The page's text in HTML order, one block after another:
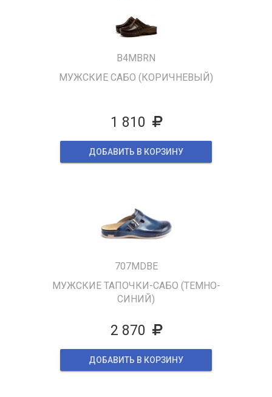
B4MBRN
МУЖСКИЕ САБО (КОРИЧНЕВЫЙ)
1 810
ДОБАВИТЬ В КОРЗИНУ
707MDBE
МУЖСКИЕ ТАПОЧКИ-САБО (ТЕМНО-
СИНИЙ)
2 870
ДОБАВИТЬ В КОРЗИНУ